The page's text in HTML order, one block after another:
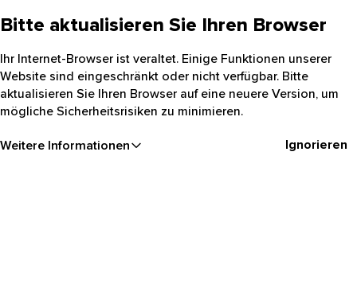
Bitte aktualisieren Sie Ihren Browser
Ihr Internet-Browser ist veraltet. Einige Funktionen unserer
Website sind eingeschränkt oder nicht verfügbar. Bitte
aktualisieren Sie Ihren Browser auf eine neuere Version, um
mögliche Sicherheitsrisiken zu minimieren.
Weitere Informationen Ignorieren